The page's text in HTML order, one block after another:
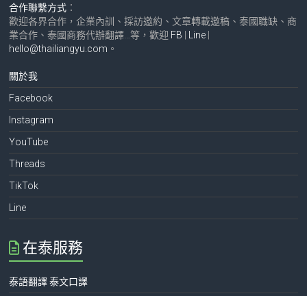
合作聯繫方式 ：
歡迎各界合作，企業內訓、採訪邀約、文章轉載邀稿、泰國職缺、商
業合作、泰國商務代辦翻譯…等，歡迎 FB Line
hello@thailiangyu.com 。
關於我
Facebook
Instagram
YouTube
Threads
TikTok
Line
在泰服務
泰語翻譯 泰文口譯